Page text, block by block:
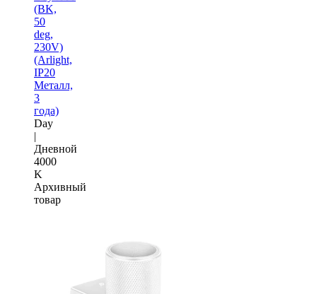
(BK,
50
deg,
230V)
(Arlight,
IP20
Металл,
3
года)
Day
|
Дневной
4000
K
Архивный
товар